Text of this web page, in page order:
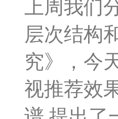
上周我们
层次结构
究》，今
视推荐效